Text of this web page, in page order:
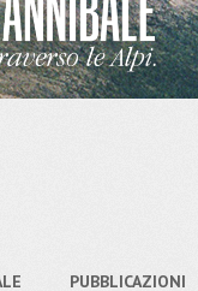
PUBBLICAZIONI